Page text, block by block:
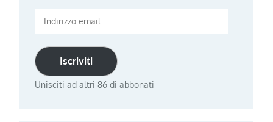
Indirizzo
Iscriviti
Unisciti ad altri 86 di abbonati